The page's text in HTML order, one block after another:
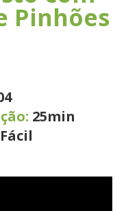
Pinhões
25min
Fácil